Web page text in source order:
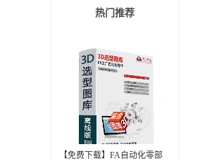
热门推荐
【免费下载】FA自动化零部